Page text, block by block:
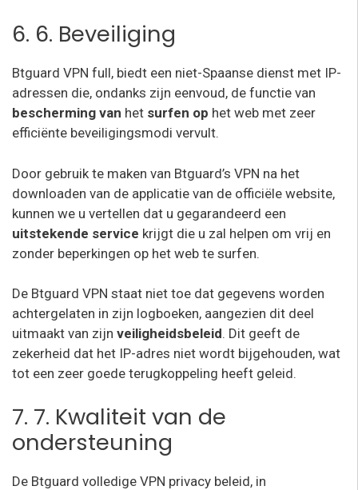
6. 6. Beveiliging
Btguard VPN full, biedt een niet-Spaanse dienst met IP-
adressen die, ondanks zijn eenvoud, de functie van
bescherming van het surfen op het web met zeer
efficiënte beveiligingsmodi vervult.
Door gebruik te maken van Btguard’s VPN na het
downloaden van de applicatie van de officiële website,
kunnen we u vertellen dat u gegarandeerd een
uitstekende service krijgt die u zal helpen om vrij en
zonder beperkingen op het web te surfen.
De Btguard VPN staat niet toe dat gegevens worden
achtergelaten in zijn logboeken, aangezien dit deel
uitmaakt van zijn veiligheidsbeleid. Dit geeft de
zekerheid dat het IP-adres niet wordt bijgehouden, wat
tot een zeer goede terugkoppeling heeft geleid.
7. 7. Kwaliteit van de
ondersteuning
De Btguard volledige VPN privacy beleid, in